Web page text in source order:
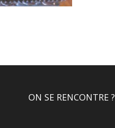
ON SE RENCONTRE ?